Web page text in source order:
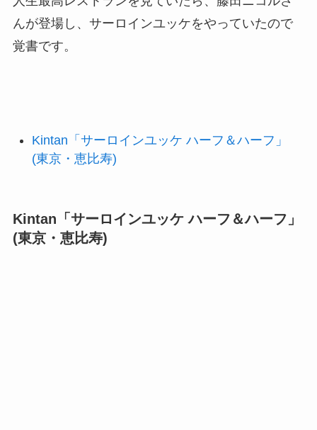
んが登場し、サーロインユッケをやっていたので
覚書です。
Kintan「サーロインユッケ ハーフ＆ハーフ」
(東京・恵比寿)
Kintan「サーロインユッケ ハーフ＆ハーフ」
(東京・恵比寿)